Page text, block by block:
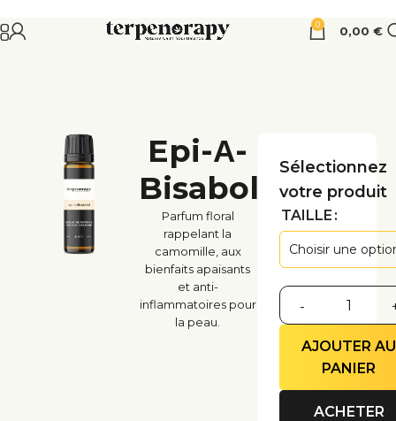
0 0,00 €
Epi-Α-
Bisabolol
Parfum floral
rappelant la
camomille, aux
bienfaits apaisants
et anti-
inflammatoires pour
la peau.
Sélectionnez
votre produit
TAILLE
AJOUTER AU
PANIER
ACHETER